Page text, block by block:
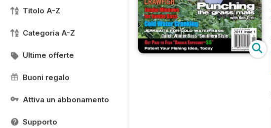
Titolo A-Z
Categoria A-Z
Ultime offerte
Buoni regalo
Attiva un abbonamento
Supporto